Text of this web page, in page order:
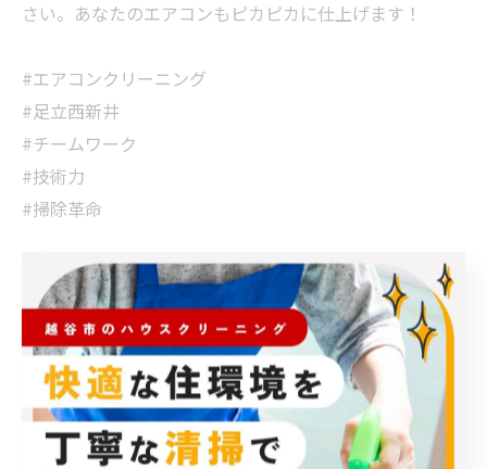
さい。あなたのエアコンもピカピカに仕上げます！
#エアコンクリーニング
#足立西新井
#チームワーク
#技術力
#掃除革命
< 前のページ 一覧に戻る 次のページ >